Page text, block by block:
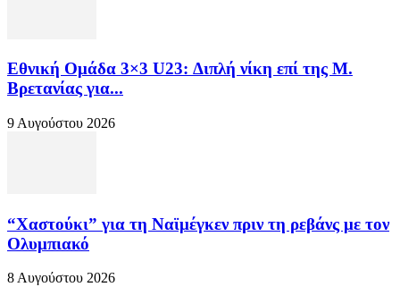
Εθνική Ομάδα 3×3 U23: Διπλή νίκη επί της Μ.
Βρετανίας για...
9 Αυγούστου 2026
“Χαστούκι” για τη Ναϊμέγκεν πριν τη ρεβάνς με τον
Ολυμπιακό
8 Αυγούστου 2026